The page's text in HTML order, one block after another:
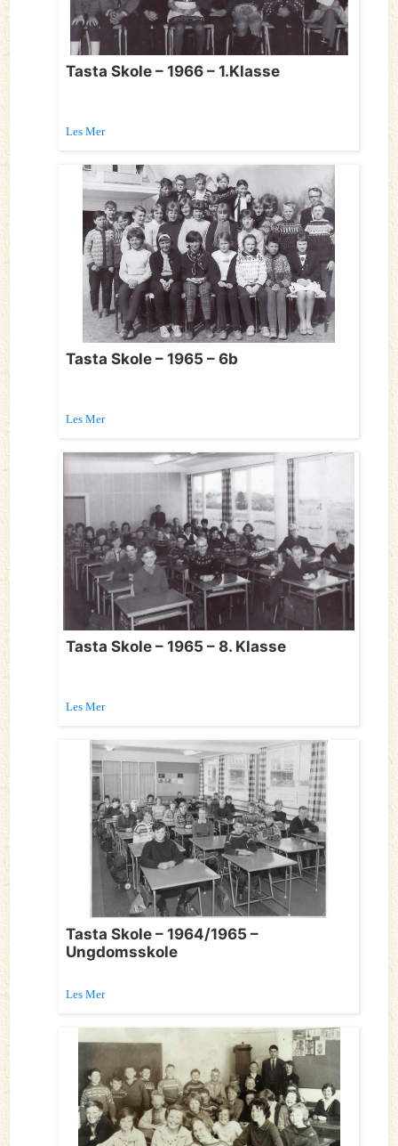
Tasta Skole – 1966 – 1.Klasse
Les Mer
Tasta Skole – 1965 – 6b
Les Mer
Tasta Skole – 1965 – 8. Klasse
Les Mer
Tasta Skole – 1964/1965 –
Ungdomsskole
Les Mer